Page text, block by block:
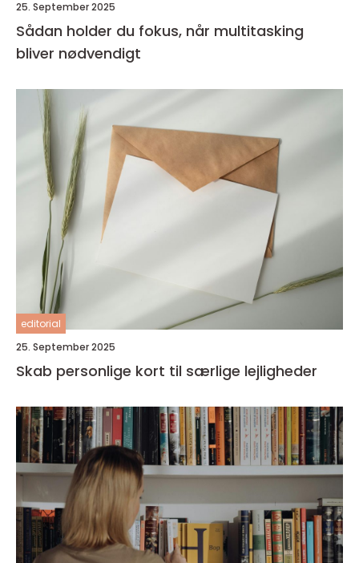
25. September 2025
Sådan holder du fokus, når multitasking
bliver nødvendigt
editorial
25. September 2025
Skab personlige kort til særlige lejligheder